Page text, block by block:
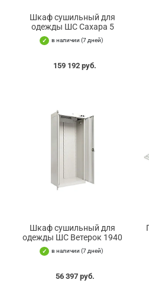
Шкаф сушильный для
одежды ШС Сахара 5
в наличии (7 дней)
159 192 руб.
Шкаф сушильный для
одежды ШС Ветерок 1940
в наличии (7 дней)
56 397 руб.